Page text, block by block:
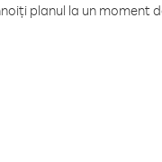
planul la un moment